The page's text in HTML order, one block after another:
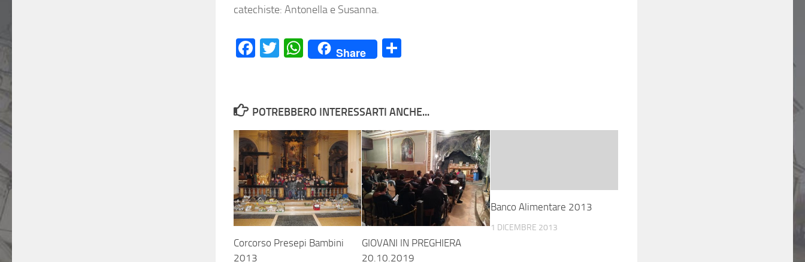
catechiste: Antonella e Susanna.
Facebook
Twitter
WhatsApp
Share
POTREBBERO INTERESSARTI ANCHE...
Corcorso Presepi Bambini
2013
GIOVANI IN PREGHIERA
20.10.2019
Banco Alimentare 2013
1 DICEMBRE 2013